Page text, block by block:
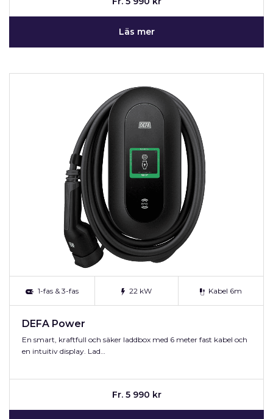
Läs mer
1-fas & 3-fas 22 kW Kabel 6m
DEFA Power
En smart, kraftfull och säker laddbox med 6 meter fast kabel och
en intuitiv display. Lad…
Fr. 5 990 kr